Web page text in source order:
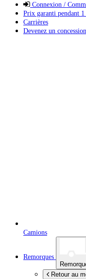
Connexion /
Prix garanti pendant 1
Carrières
Devenez un
Camions
Remorques
Retour au